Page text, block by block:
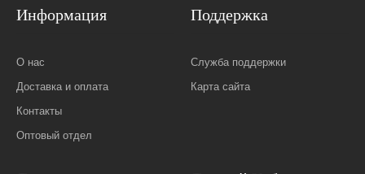
Информация
О нас
Доставка и оплата
Контакты
Оптовый отдел
Поддержка
Служба поддержки
Карта сайта